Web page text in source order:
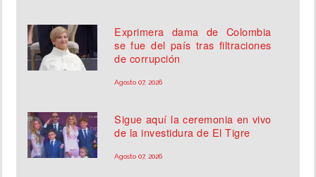
Exprimera dama de Colombia
se fue del país tras filtraciones
de corrupción
Agosto 07, 2026
Sigue aquí la ceremonia en vivo
de la investidura de El Tigre
Agosto 07, 2026